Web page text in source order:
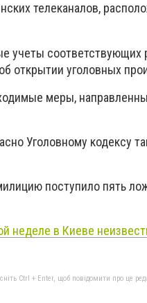
телеканалов,
учеты соответствующих
открытии уголовных
меры,
Уголовному кодексу
поступило пять
неделе в Киеве
Ctrl + Enter, щоб повідомити про це